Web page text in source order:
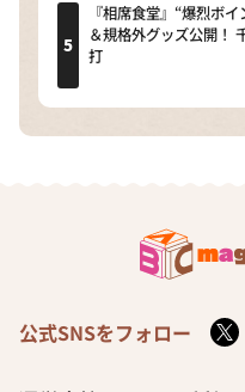
『相席食堂』“爆烈ボ
＆規格外グッズ公開！
打
公式SNSをフォロー